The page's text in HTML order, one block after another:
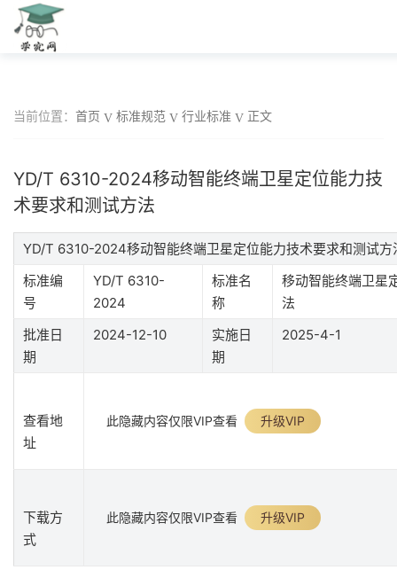
当前位置： 首页 标准规范 行业标准 正文
YD/T 6310-2024移动智能终端卫星定位能力技
术要求和测试方法
YD/T 6310-2024移动智能终端卫星定位能力技术要求和测试方
标准编
号
YD/T 6310-
2024
标准名
称
移动智能终端卫星
法
批准日
期
2024-12-10
实施日
期
2025-4-1
查看地
址
此隐藏内容仅限VIP查看 升级VIP
下载方
式
此隐藏内容仅限VIP查看 升级VIP